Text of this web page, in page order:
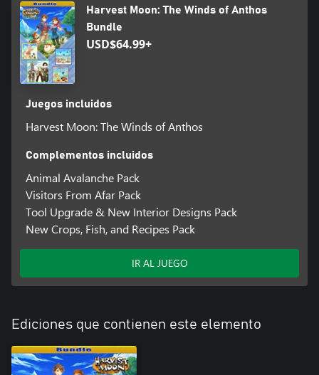
teletransportación de la Diosa de la Cosecha!
• ¡Haz fotos, selfies y mucho más!
Harvest Moon: The Winds of Anthos
Bundle
USD$64.99+
Juegos incluidos
Harvest Moon: The Winds of Anthos
Complementos incluidos
Animal Avalanche Pack
Visitors From Afar Pack
Tool Upgrade & New Interior Designs Pack
New Crops, Fish, and Recipes Pack
IR AL JUEGO
Ediciones que contienen este elemento